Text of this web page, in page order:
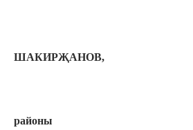
ШАКИРҖАНОВ,
районы